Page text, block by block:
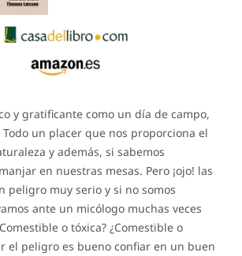
y gratificante como un día de campo,
un placer que nos proporciona el
y además, si sabemos
en nuestras mesas. Pero ¡ojo! las
peligro muy serio y si no somos
ante un micólogo muchas veces
o tóxica? ¿Comestible o
el peligro es bueno confiar en un buen